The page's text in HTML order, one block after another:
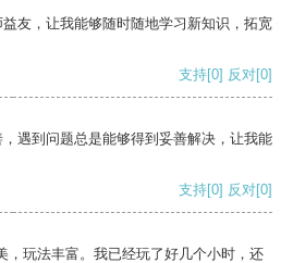
友，让我能够随时随地学习新知识，拓宽
支持[0] 反对[0]
遇到问题总是能够得到妥善解决，让我能
支持[0] 反对[0]
，玩法丰富。我已经玩了好几个小时，还